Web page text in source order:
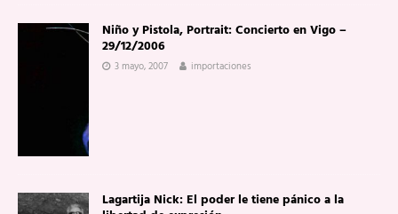
Niño y Pistola, Portrait: Concierto en Vigo –
29/12/2006
3 mayo, 2007 importaciones
Lagartija Nick: El poder le tiene pánico a la